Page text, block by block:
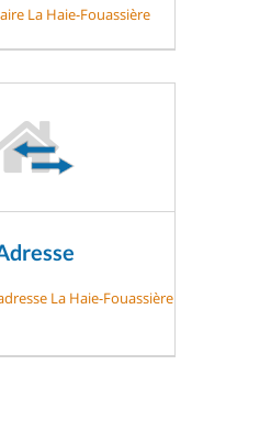
La Haie-Fouassière
La Haie-Fouassière